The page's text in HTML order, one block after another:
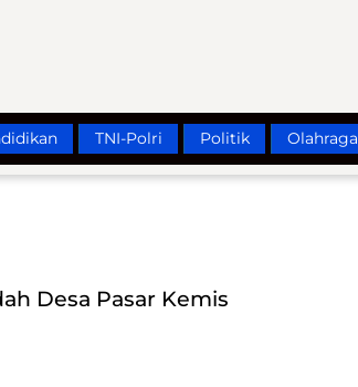
TNI-Polri Politik Olahraga
Desa Pasar Kemis